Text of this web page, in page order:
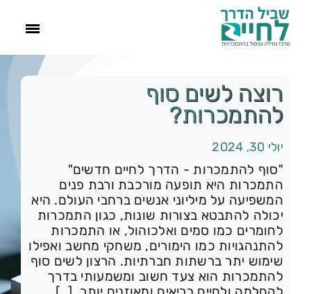
הסיפור שלנו
התמכרויות
תהליך הגמילה
עוד
רוצה לשים סוף
להתמכרות?
יולי 30, 2024
"סוף להתמכרות - הדרך לחיים חדשים"
התמכרות היא תופעה מורכבת ורבת פנים
המשפיעה על מיליוני אנשים ברחבי העולם. היא
יכולה להתבטא בצורות שונות, כגון התמכרות
לחומרים כמו סמים ואלכוהול, או התמכרות
להתנהגויות כמו הימורים, משחקי מחשב ואפילו
שימוש יתר ברשתות חברתיות. הרצון לשים סוף
להתמכרות הוא צעד חשוב ומשמעותי בדרך